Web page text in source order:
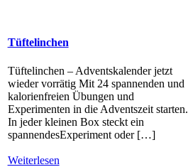
Tüftelinchen
Tüftelinchen – Adventskalender jetzt
wieder vorrätig Mit 24 spannenden und
kalorienfreien Übungen und
Experimenten in die Adventszeit starten.
In jeder kleinen Box steckt ein
spannendesExperiment oder […]
Weiterlesen